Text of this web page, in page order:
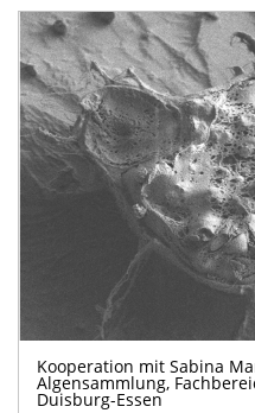
Kooperation mit Sabina
Algensammlung,
Duisburg-Essen